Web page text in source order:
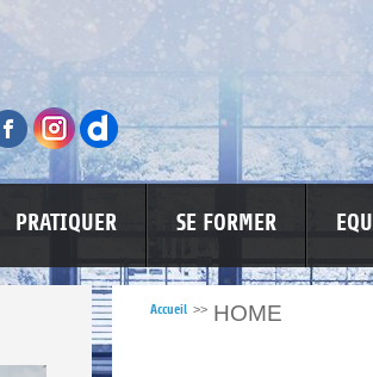
PRATIQUER SE FORMER
INFORMATIONS CORONAVIRUS
Accueil >> HOME